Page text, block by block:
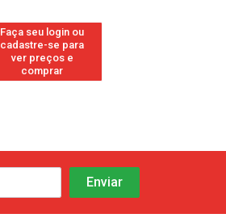
Faça seu login ou
cadastre-se para
ver preços e
comprar